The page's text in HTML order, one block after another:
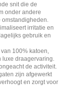
snit die de
onder andere
irritatie en
gebruik en
100% katoen,
draagervaring.
de activiteit.
zijn afgewerkt
en zorgt voor